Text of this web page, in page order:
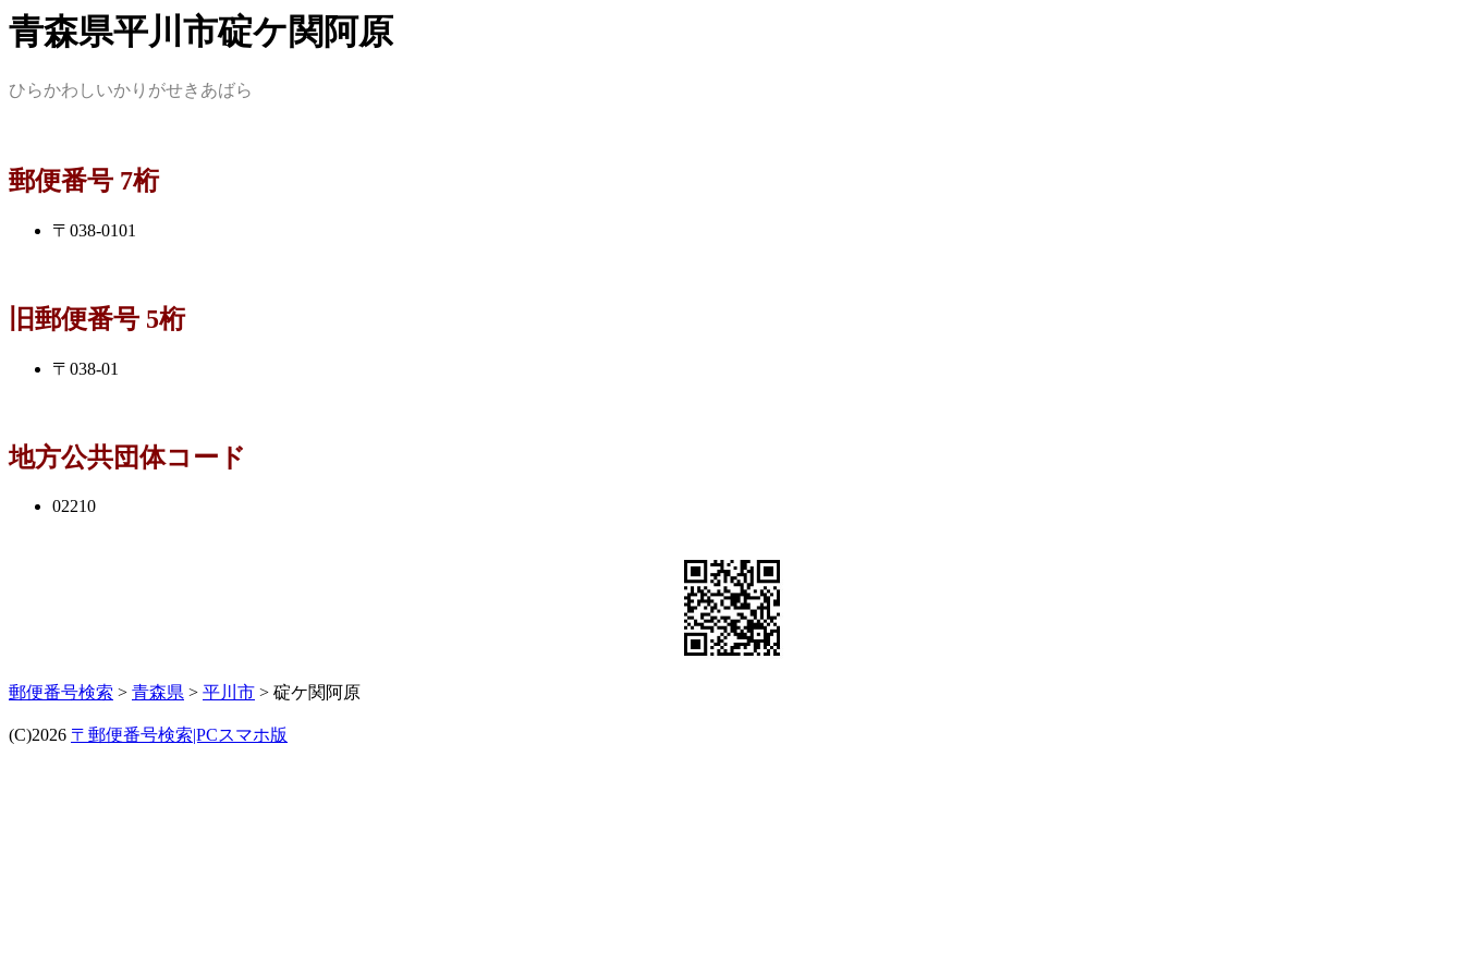
青森県平川市碇ケ関阿原
ひらかわしいかりがせきあばら
郵便番号 7桁
〒038-0101
旧郵便番号 5桁
〒038-01
地方公共団体コード
02210
郵便番号検索 > 青森県 > 平川市 > 碇ケ関阿原
(C)2026 〒郵便番号検索|PCスマホ版